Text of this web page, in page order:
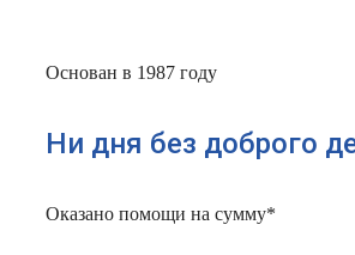
Основан в 1987 году
Ни дня без доброго
Оказано помощи на сумму*